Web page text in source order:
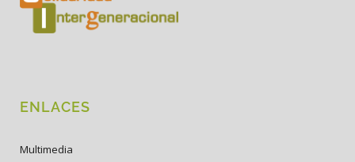
ENLACES
Multimedia